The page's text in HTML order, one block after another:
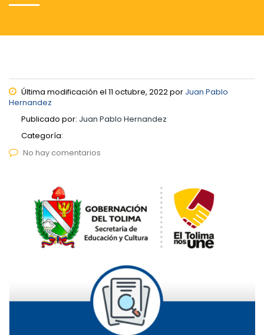
Última modificación el 11 octubre, 2022 por Juan Pablo
Hernandez
Publicado por: Juan Pablo Hernandez
Categoría:
No hay comentarios